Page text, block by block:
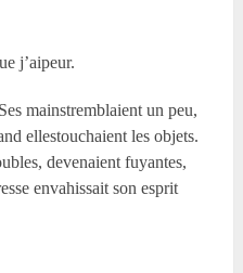
j’aipeur.
mainstremblaient un peu,
ellestouchaient les objets.
devenaient fuyantes,
envahissait son esprit